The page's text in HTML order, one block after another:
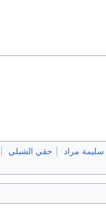
سليمة مراد حقي الشبلي